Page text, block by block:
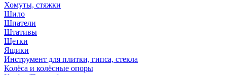
Хомуты, стяжки
Шило
Шпатели
Штативы
Щетки
Ящики
Инструмент для плитки, гипса, стекла
Колёса и колёсные опоры